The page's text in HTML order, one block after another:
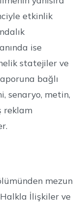
etkinlik
ise
statejiler ve
bağlı
senaryo, metin,
reklam
mezun
İlişkiler ve